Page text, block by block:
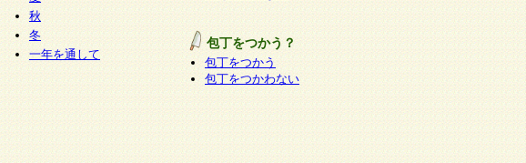
秋
冬
一年を通して
包丁をつかう？
包丁をつかう
包丁をつかわない